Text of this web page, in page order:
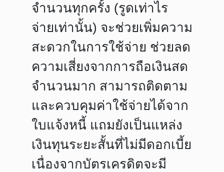
จำนวนทุกครั้ง (รูดเท่าไร
จ่ายเท่านั้น) จะช่วยเพิ่มความ
สะดวกในการใช้จ่าย ช่วยลด
ความเสี่ยงจากการถือเงินสด
จำนวนมาก สามารถติดตาม
และควบคุมค่าใช้จ่ายได้จาก
ใบแจ้งหนี้ แถมยังเป็นแหล่ง
เงินทุนระยะสั้นที่ไม่มีดอกเบี้ย
เนื่องจากบัตรเครดิตจะมี